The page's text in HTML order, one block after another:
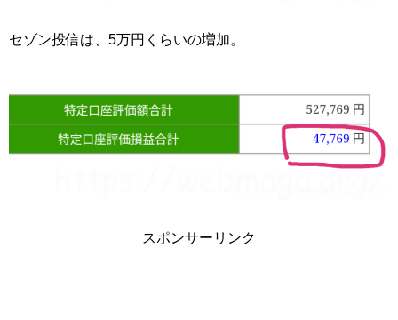
セゾン投信は、5万円くらいの増加。
スポンサーリンク